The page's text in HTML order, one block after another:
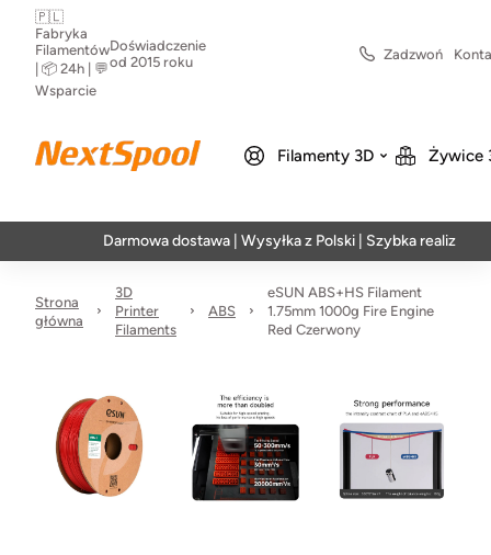
🇵🇱
Fabryka
Filamentów
| 📦 24h | 💬
Wsparcie
Doświadczenie
od 2015 roku
Zadzwoń
Filamenty 3D Żywice
Darmowa dostawa | Wysyłka z Polski | Szybka realizacja w 24h
Strona
główna
3D
Printer
Filaments
ABS
eSUN ABS+HS Filament
1.75mm 1000g Fire Engine
Red Czerwony